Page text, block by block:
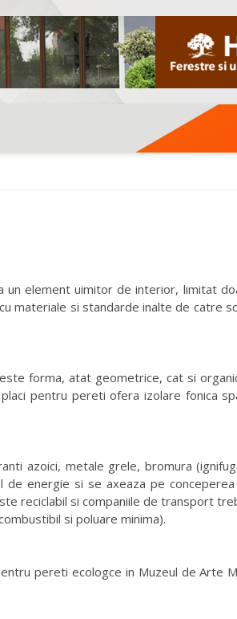
element uimitor de interior, limitat
materiale si standarde inalte de catre
forma, atat geometrice, cat si
pentru pereti ofera izolare fonica
azoici, metale grele, bromura
de energie si se axeaza pe
reciclabil si companiile de transport
si poluare minima).
pereti ecologce in Muzeul de Arte